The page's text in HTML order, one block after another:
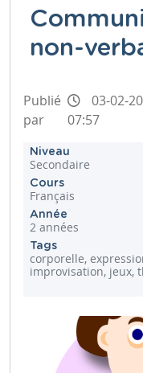
non-
Publié
par
03-02-
07:57
Niveau
Secondaire
Cours
Français
Année
2 années
Tags
corporelle,
improvisation, jeux,